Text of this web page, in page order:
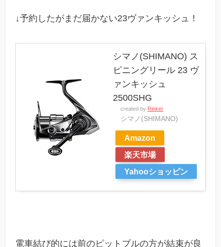
↓予約したがまだ届かない23ヴァンキッシュ！
シマノ(SHIMANO) ス
ピニングリール 23 ヴ
ァンキッシュ
2500SHG
created by Rinker
シマノ(SHIMANO)
Amazon
楽天市場
Yahooショッピン
電車結び的には前のピットブルの方が結束が良